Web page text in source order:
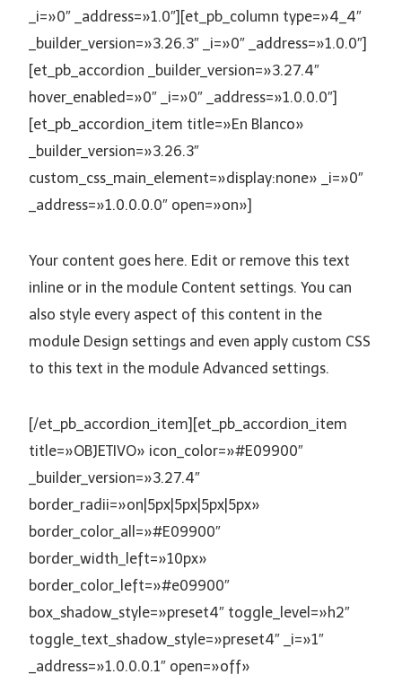
_i=»0″ _address=»1.0″][et_pb_column type=»4_4″
_builder_version=»3.26.3″ _i=»0″ _address=»1.0.0″]
[et_pb_accordion _builder_version=»3.27.4″
hover_enabled=»0″ _i=»0″ _address=»1.0.0.0″]
[et_pb_accordion_item title=»En Blanco»
_builder_version=»3.26.3″
custom_css_main_element=»display:none» _i=»0″
_address=»1.0.0.0.0″ open=»on»]
Your content goes here. Edit or remove this text
inline or in the module Content settings. You can
also style every aspect of this content in the
module Design settings and even apply custom CSS
to this text in the module Advanced settings.
[/et_pb_accordion_item][et_pb_accordion_item
title=»OBJETIVO» icon_color=»#E09900″
_builder_version=»3.27.4″
border_radii=»on|5px|5px|5px|5px»
border_color_all=»#E09900″
border_width_left=»10px»
border_color_left=»#e09900″
box_shadow_style=»preset4″ toggle_level=»h2″
toggle_text_shadow_style=»preset4″ _i=»1″
_address=»1.0.0.0.1″ open=»off»